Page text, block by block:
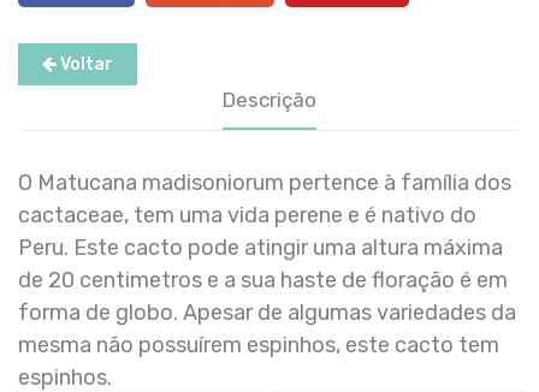
Voltar
Descrição
O Matucana madisoniorum pertence à família dos
cactaceae, tem uma vida perene e é nativo do
Peru. Este cacto pode atingir uma altura máxima
de 20 centimetros e a sua haste de floração é em
forma de globo. Apesar de algumas variedades da
mesma não possuírem espinhos, este cacto tem
espinhos.